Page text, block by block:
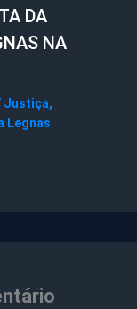
DA
NA
Justiça,
Legnas